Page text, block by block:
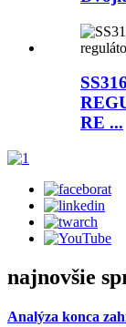
RE ...
najnovšie
Analýza konca